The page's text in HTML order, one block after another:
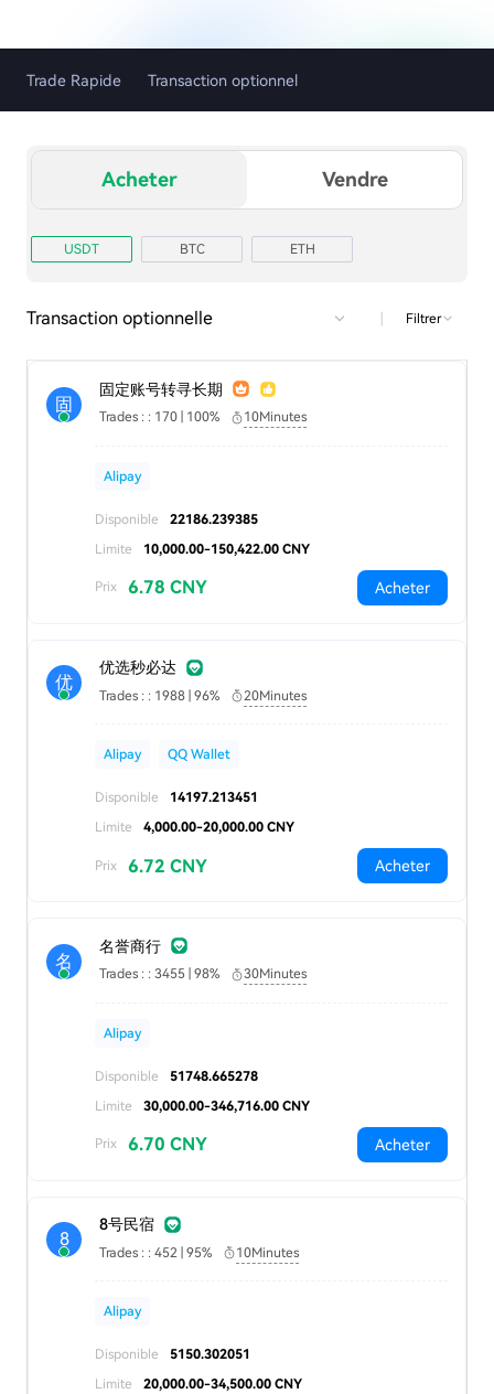
Trade Rapide Transaction optionnel
Acheter Vendre
USDT BTC ETH
Transaction optionnelle | Filtrer
固
固定账号转寻长期
Trades : : 170 | 100% 10Minutes
Alipay
Disponible
22186.239385
Limite
10,000.00-150,422.00 CNY
Prix 6.78 CNY Acheter
优
优选秒必达
Trades : : 1988 | 96% 20Minutes
Alipay QQ Wallet
Disponible
14197.213451
Limite
4,000.00-20,000.00 CNY
Prix 6.72 CNY Acheter
名
名誉商行
Trades : : 3455 | 98% 30Minutes
Alipay
Disponible
51748.665278
Limite
30,000.00-346,716.00 CNY
Prix 6.70 CNY Acheter
8
8号民宿
Trades : : 452 | 95% 10Minutes
Alipay
Disponible
5150.302051
Limite
20,000.00-34,500.00 CNY